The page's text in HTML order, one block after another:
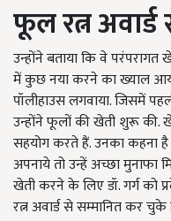
फूलरत्नअवार्ड
उन्होंने बताया कि वे
में कुछ नया करने का ख्याल
पॉलीहाउस लगवाया. जिसमें
उन्होंने फूलों की खेती शुरू की.
सहयोग करते हैं. उनका कहना
अपनाये तो उन्हें अच्छा
खेती करने के लिए डॉ. गर्ग को
रत्न अवार्ड से सम्मानित कर चुके